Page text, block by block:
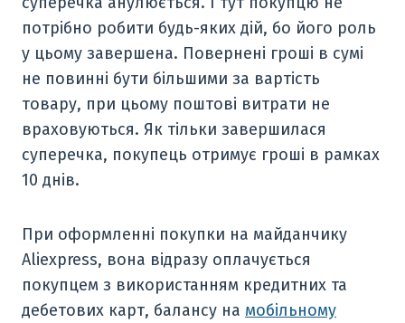
потрібно робити будь-яких дій, бо його роль
у цьому завершена. Повернені гроші в сумі
не повинні бути більшими за вартість
товару, при цьому поштові витрати не
враховуються. Як тільки завершилася
суперечка, покупець отримує гроші в рамках
10 днів.
При оформленні покупки на майданчику
Aliexpress, вона відразу оплачується
покупцем з використанням кредитних та
дебетових карт, балансу на мобільному